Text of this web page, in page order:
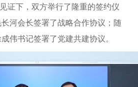
证下，双方举行了隆重的签约仪
河会长签署了战略合作协议；随
伟书记签署了党建共建协议。